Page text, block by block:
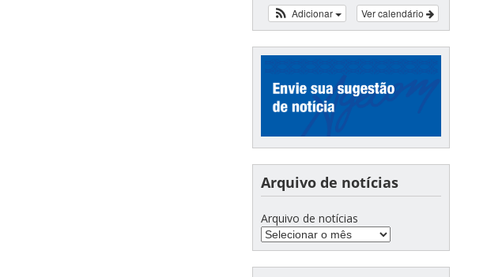
Ver calendário
Adicionar
Arquivo de notícias
Arquivo de notícias